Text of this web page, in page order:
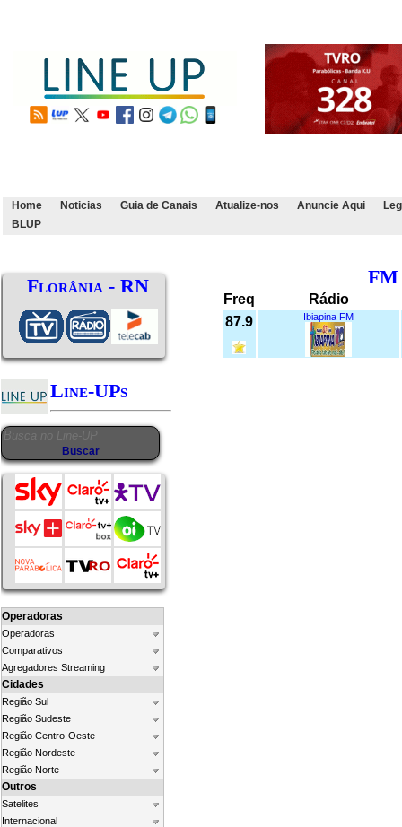
Home Noticias Guia de Canais Atualize-nos Anuncie Aqui
BLUP
Florânia - RN
Line-UPs
Operadoras
Operadoras
Comparativos
Agregadores Streaming
Cidades
Região Sul
Região Sudeste
Região Centro-Oeste
Região Nordeste
Região Norte
Outros
Satelites
Internacional
FM
Freq
Rádio
87.9
Ibiapina FM